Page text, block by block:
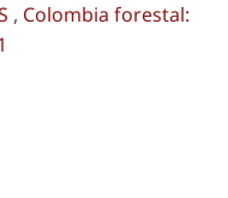
, Colombia forestal: